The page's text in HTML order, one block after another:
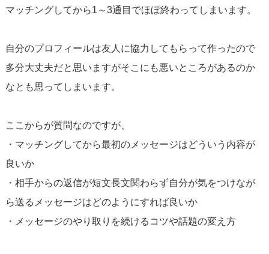
マッチングしてから1～3通目でほぼ終わってしまいます。
自分のプロフィールは友人に協力してもらって作ったので
多分大丈夫だと思いますがそこにも悪いところがあるのか
なとも思ってしまいます。
ここからが質問なのですが、
・マッチングしてから最初のメッセージはどういう内容が
良いか
・相手からの返信が短文長文関わらず自分が気をつけなが
ら送るメッセージはどのようにすれば良いか
・メッセージのやり取りを続けるコツや話題の変え方